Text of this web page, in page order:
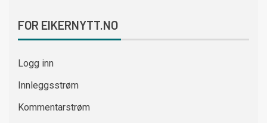
FOR EIKERNYTT.NO
Logg inn
Innleggsstrøm
Kommentarstrøm